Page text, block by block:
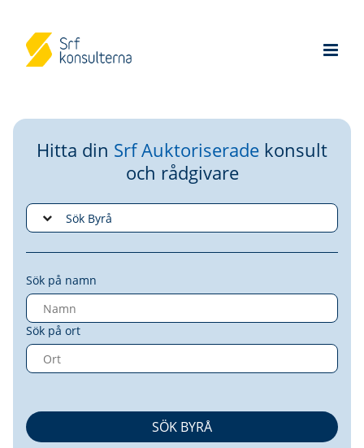
Hitta din Srf Auktoriserade konsult
och rådgivare
Sök på namn
Sök på ort